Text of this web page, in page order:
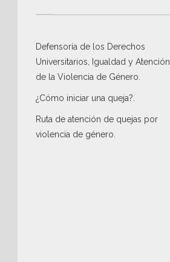
Defensoría de los Derechos
Universitarios, Igualdad y Atención
de la Violencia de Género
¿Cómo iniciar una queja?
Ruta de atención de quejas por
violencia de género